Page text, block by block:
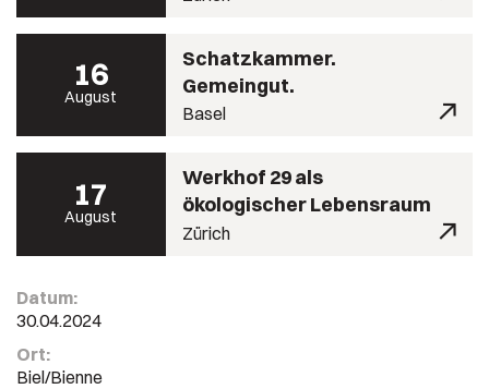
16
August
Schatzkammer.
Gemeingut.
Basel
17
August
Werkhof 29 als
ökologischer Lebensraum
Zürich
Datum:
30.04.2024
Ort:
Biel/Bienne